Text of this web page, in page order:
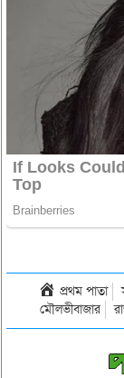
প্রথম পাতা
মৌলভীবাজার